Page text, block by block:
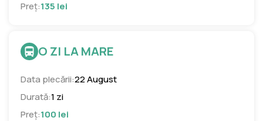
Preț:135 lei
O ZI LA MARE
Data plecării:22 August
Durată:1 zi
Preț:100 lei